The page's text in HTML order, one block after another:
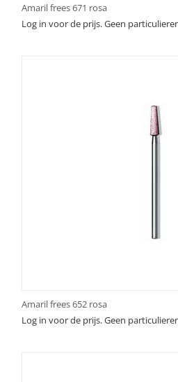
Amaril frees 671 rosa
Log in voor de prijs. Geen
Amaril frees 652 rosa
Log in voor de prijs. Geen